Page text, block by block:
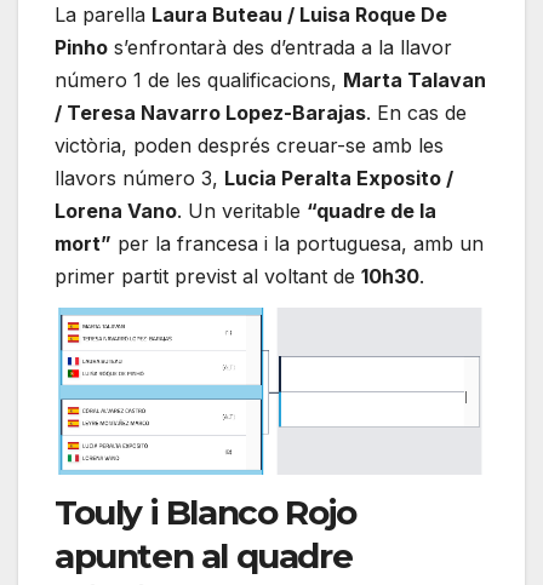
La parella Laura Buteau / Luisa Roque De
Pinho s’enfrontarà des d’entrada a la llavor
número 1 de les qualificacions, Marta Talavan
/ Teresa Navarro Lopez-Barajas. En cas de
victòria, poden després creuar-se amb les
llavors número 3, Lucia Peralta Exposito /
Lorena Vano. Un veritable “quadre de la
mort” per la francesa i la portuguesa, amb un
primer partit previst al voltant de 10h30.
Touly i Blanco Rojo
apunten al quadre